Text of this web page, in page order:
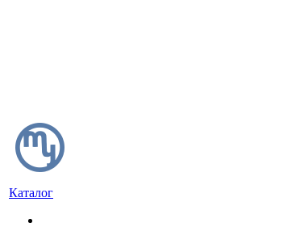
Каталог